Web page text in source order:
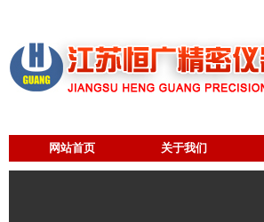
网站首页 关于我们